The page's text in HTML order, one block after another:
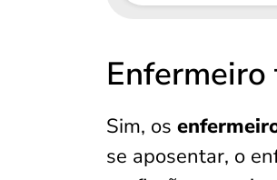
Sim, os
se aposentar, o